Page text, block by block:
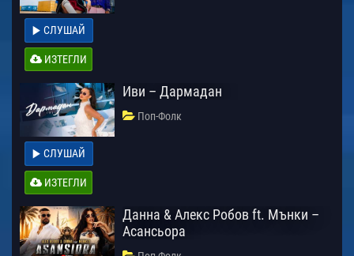
СЛУШАЙ
ИЗТЕГЛИ
Иви – Дармадан
Поп-Фолк
СЛУШАЙ
ИЗТЕГЛИ
Данна & Алекс Робов ft. Мънки –
Асансьора